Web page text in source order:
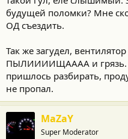
будущей поломки? Мне
ОД съездить.
Так же загудел,
ПЫЛИИИИЩАААА и грязь.
пришлось разбирать,
не пропал.
MaZaY
Super Moderator